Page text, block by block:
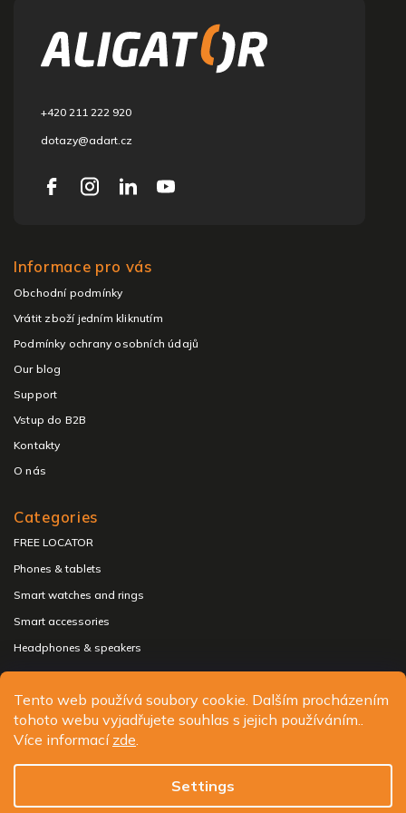
Tento web používá soubory cookie. Dalším procházením
tohoto webu vyjadřujete souhlas s jejich používáním..
Více informací zde.
Settings
+420 211 222 920
dotazy@adart.cz
Informace pro vás
Obchodní podmínky
Vrátit zboží jedním kliknutím
Podmínky ochrany osobních údajů
Our blog
Support
Vstup do B2B
Kontakty
O nás
Categories
FREE LOCATOR
Phones & tablets
Smart watches and rings
Smart accessories
Headphones & speakers
Copyright 2026ALIGATOR - telefony, chytré hodinky a
příslušenství
Edit cookie settings
Shoptak.cz | Platforma